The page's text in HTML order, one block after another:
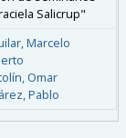
Salicrup"
Marcelo
Omar
Pablo